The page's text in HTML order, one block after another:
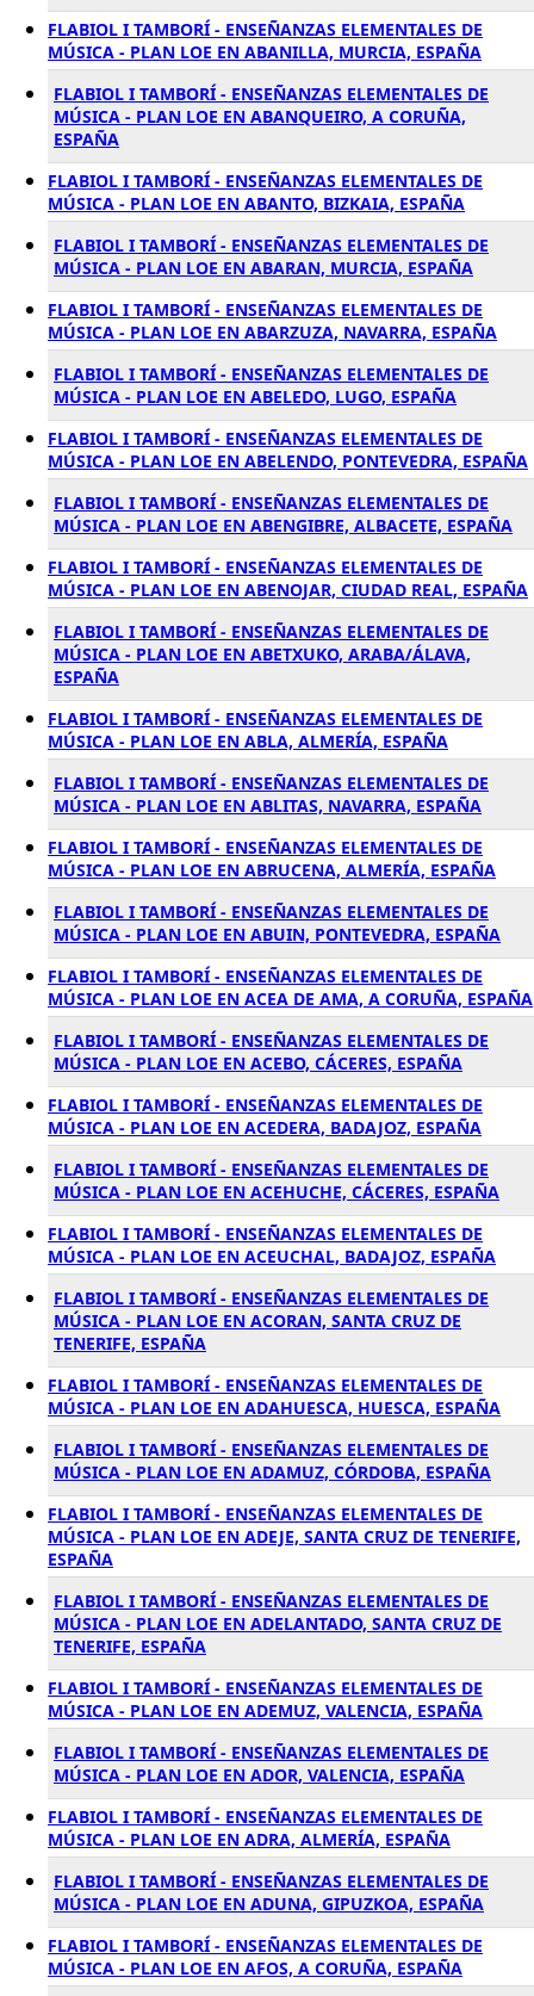
FLABIOL I TAMBORÍ - ENSEÑANZAS ELEMENTALES DE
MÚSICA - PLAN LOE EN ABANILLA, MURCIA, ESPAÑA
FLABIOL I TAMBORÍ - ENSEÑANZAS ELEMENTALES DE
MÚSICA - PLAN LOE EN ABANQUEIRO, A CORUÑA,
ESPAÑA
FLABIOL I TAMBORÍ - ENSEÑANZAS ELEMENTALES DE
MÚSICA - PLAN LOE EN ABANTO, BIZKAIA, ESPAÑA
FLABIOL I TAMBORÍ - ENSEÑANZAS ELEMENTALES DE
MÚSICA - PLAN LOE EN ABARAN, MURCIA, ESPAÑA
FLABIOL I TAMBORÍ - ENSEÑANZAS ELEMENTALES DE
MÚSICA - PLAN LOE EN ABARZUZA, NAVARRA, ESPAÑA
FLABIOL I TAMBORÍ - ENSEÑANZAS ELEMENTALES DE
MÚSICA - PLAN LOE EN ABELEDO, LUGO, ESPAÑA
FLABIOL I TAMBORÍ - ENSEÑANZAS ELEMENTALES DE
MÚSICA - PLAN LOE EN ABELENDO, PONTEVEDRA, ESPAÑA
FLABIOL I TAMBORÍ - ENSEÑANZAS ELEMENTALES DE
MÚSICA - PLAN LOE EN ABENGIBRE, ALBACETE, ESPAÑA
FLABIOL I TAMBORÍ - ENSEÑANZAS ELEMENTALES DE
MÚSICA - PLAN LOE EN ABENOJAR, CIUDAD REAL, ESPAÑA
FLABIOL I TAMBORÍ - ENSEÑANZAS ELEMENTALES DE
MÚSICA - PLAN LOE EN ABETXUKO, ARABA/ÁLAVA,
ESPAÑA
FLABIOL I TAMBORÍ - ENSEÑANZAS ELEMENTALES DE
MÚSICA - PLAN LOE EN ABLA, ALMERÍA, ESPAÑA
FLABIOL I TAMBORÍ - ENSEÑANZAS ELEMENTALES DE
MÚSICA - PLAN LOE EN ABLITAS, NAVARRA, ESPAÑA
FLABIOL I TAMBORÍ - ENSEÑANZAS ELEMENTALES DE
MÚSICA - PLAN LOE EN ABRUCENA, ALMERÍA, ESPAÑA
FLABIOL I TAMBORÍ - ENSEÑANZAS ELEMENTALES DE
MÚSICA - PLAN LOE EN ABUIN, PONTEVEDRA, ESPAÑA
FLABIOL I TAMBORÍ - ENSEÑANZAS ELEMENTALES DE
MÚSICA - PLAN LOE EN ACEA DE AMA, A CORUÑA, ESPAÑA
FLABIOL I TAMBORÍ - ENSEÑANZAS ELEMENTALES DE
MÚSICA - PLAN LOE EN ACEBO, CÁCERES, ESPAÑA
FLABIOL I TAMBORÍ - ENSEÑANZAS ELEMENTALES DE
MÚSICA - PLAN LOE EN ACEDERA, BADAJOZ, ESPAÑA
FLABIOL I TAMBORÍ - ENSEÑANZAS ELEMENTALES DE
MÚSICA - PLAN LOE EN ACEHUCHE, CÁCERES, ESPAÑA
FLABIOL I TAMBORÍ - ENSEÑANZAS ELEMENTALES DE
MÚSICA - PLAN LOE EN ACEUCHAL, BADAJOZ, ESPAÑA
FLABIOL I TAMBORÍ - ENSEÑANZAS ELEMENTALES DE
MÚSICA - PLAN LOE EN ACORAN, SANTA CRUZ DE
TENERIFE, ESPAÑA
FLABIOL I TAMBORÍ - ENSEÑANZAS ELEMENTALES DE
MÚSICA - PLAN LOE EN ADAHUESCA, HUESCA, ESPAÑA
FLABIOL I TAMBORÍ - ENSEÑANZAS ELEMENTALES DE
MÚSICA - PLAN LOE EN ADAMUZ, CÓRDOBA, ESPAÑA
FLABIOL I TAMBORÍ - ENSEÑANZAS ELEMENTALES DE
MÚSICA - PLAN LOE EN ADEJE, SANTA CRUZ DE TENERIFE,
ESPAÑA
FLABIOL I TAMBORÍ - ENSEÑANZAS ELEMENTALES DE
MÚSICA - PLAN LOE EN ADELANTADO, SANTA CRUZ DE
TENERIFE, ESPAÑA
FLABIOL I TAMBORÍ - ENSEÑANZAS ELEMENTALES DE
MÚSICA - PLAN LOE EN ADEMUZ, VALENCIA, ESPAÑA
FLABIOL I TAMBORÍ - ENSEÑANZAS ELEMENTALES DE
MÚSICA - PLAN LOE EN ADOR, VALENCIA, ESPAÑA
FLABIOL I TAMBORÍ - ENSEÑANZAS ELEMENTALES DE
MÚSICA - PLAN LOE EN ADRA, ALMERÍA, ESPAÑA
FLABIOL I TAMBORÍ - ENSEÑANZAS ELEMENTALES DE
MÚSICA - PLAN LOE EN ADUNA, GIPUZKOA, ESPAÑA
FLABIOL I TAMBORÍ - ENSEÑANZAS ELEMENTALES DE
MÚSICA - PLAN LOE EN AFOS, A CORUÑA, ESPAÑA